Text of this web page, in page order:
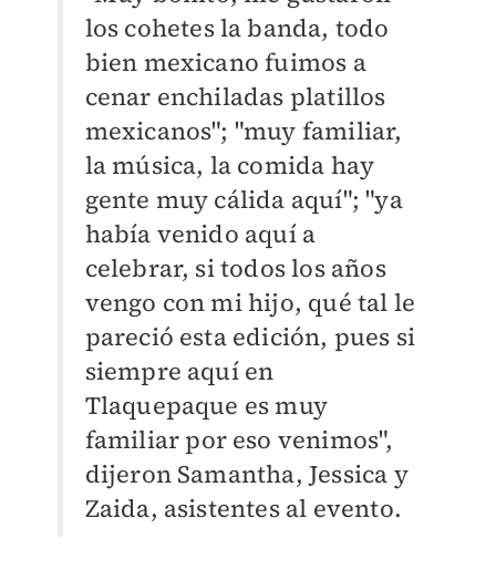
los cohetes la banda, todo
bien mexicano fuimos a
cenar enchiladas platillos
mexicanos"; "muy familiar,
la música, la comida hay
gente muy cálida aquí"; "ya
había venido aquí a
celebrar, si todos los años
vengo con mi hijo, qué tal le
pareció esta edición, pues si
siempre aquí en
Tlaquepaque es muy
familiar por eso venimos",
dijeron Samantha, Jessica y
Zaida, asistentes al evento.